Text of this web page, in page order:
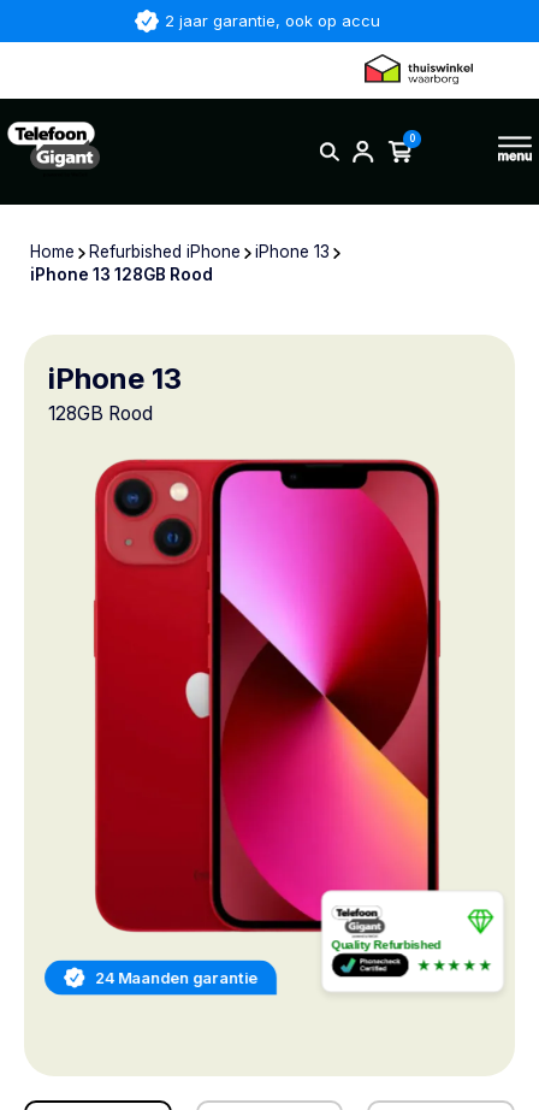
2 jaar garantie, ook op accu
0
Home Refurbished iPhone
iPhone 13
iPhone 13 128GB Rood
24 Maanden garantie
iPhone 13
128GB Rood
Quality Refurbished
★★★★★